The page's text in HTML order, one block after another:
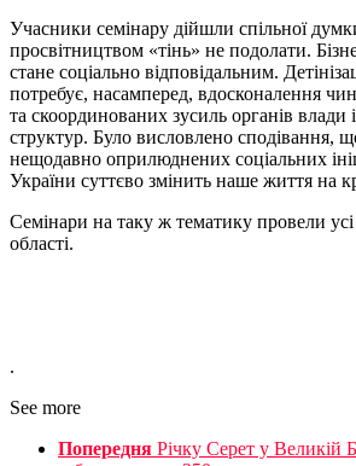
Учасники семінару дійшли спільної
просвітництвом «тінь» не подолати.
стане соціально відповідальним.
потребує, насамперед, вдосконалення
та скоординованих зусиль органів
структур. Було висловлено сподівання,
нещодавно оприлюднених соціальних
України суттєво змінить наше життя на
Семінари на таку ж тематику провели усі
області.
.
See more
Попередня Річку Серет у Великій